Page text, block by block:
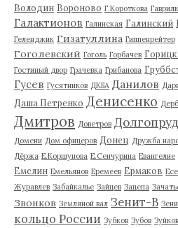
Володин Вороново Г.Короткова
Галактионов Галинская Галинский
Геленджик Гизатуллина Гиппенрейтер
Гоголевский Гоголь Горбачев
Гостиный двор Грачевка Грибанова
Гусев Гусятников ДКБА Данилов
Даша Петренко Денисенко
Дмитров Доветров
Домени Дом офицеров Донец Дружба
Дёржа Е.Коршунова Е.Сенчурина Евангелие
Емелин Емельянов Еремеев Ермаков
Журавлев Забайкалье Зайцев Зацепа
Звонков Земляной вал Зенит-В
кольцо России Зубков Зубов Зуйков